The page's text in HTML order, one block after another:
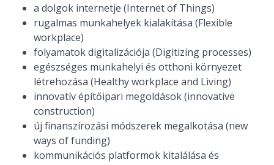
a dolgok internetje (Internet of Things)
rugalmas munkahelyek kialakítása (Flexible
workplace)
folyamatok digitalizációja (Digitizing processes)
egészséges munkahelyi és otthoni környezet
létrehozása (Healthy workplace and Living)
innovatív építőipari megoldások (innovative
construction)
új finanszírozási módszerek megalkotása (new
ways of funding)
kommunikációs platformok kitalálása és